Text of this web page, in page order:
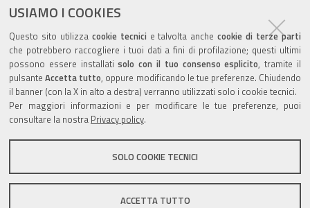
USIAMO I COOKIES
Questo sito utilizza cookie tecnici e talvolta anchecookie di terze parti
che potrebbero raccogliere i tuoi dati a fini di profilazione; questi ultimi
possono essere installatisolo con il tuo consenso esplicito, tramite il
pulsanteAccetta tutto, oppure modificando le tue preferenze. Chiudendo
il banner (con la X in alto a destra) verranno utilizzati solo i cookie tecnici.
Per maggiori informazioni e per modificare le tue preferenze, puoi
consultare la nostra Privacy policy.
SOLO COOKIE TECNICI
ACCETTA TUTTO
Trasparenza
Amministrazione trasparente
Note legali e copyright
Privacy e cookie
Gestisci i cookie
Dichiarazione di accessibilità